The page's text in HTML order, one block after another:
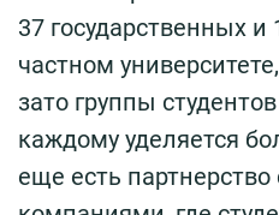
37 государственных
частном
зато группы
каждому уделяется
еще есть